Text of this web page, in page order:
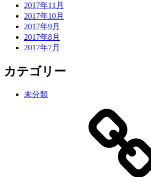
2017年11月
2017年10月
2017年9月
2017年8月
2017年7月
カテゴリー
未分類